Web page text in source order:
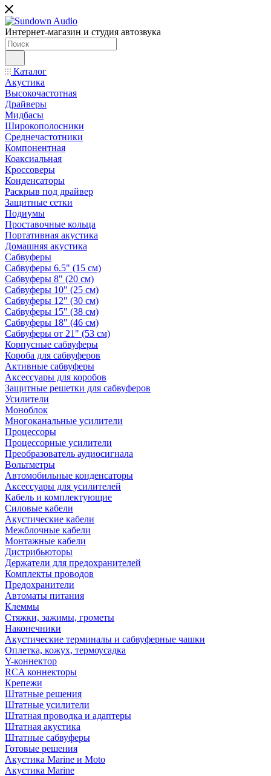
Интернет-магазин и студия автозвука
Каталог
Акустика
Высокочастотная
Драйверы
Мидбасы
Широкополосники
Среднечастотники
Компонентная
Коаксиальная
Кроссоверы
Конденсаторы
Раскрыв под драйвер
Защитные сетки
Подиумы
Проставочные кольца
Портативная акустика
Домашняя акустика
Сабвуферы
Сабвуферы 6.5" (15 см)
Сабвуферы 8" (20 см)
Сабвуферы 10" (25 см)
Сабвуферы 12" (30 см)
Сабвуферы 15" (38 см)
Сабвуферы 18" (46 см)
Сабвуферы от 21" (53 см)
Корпусные сабвуферы
Короба для сабвуферов
Активные сабвуферы
Аксессуары для коробов
Защитные решетки для сабвуферов
Усилители
Моноблок
Многоканальные усилители
Процессоры
Процессорные усилители
Преобразователь аудиосигнала
Вольтметры
Автомобильные конденсаторы
Аксессуары для усилителей
Кабель и комплектующие
Силовые кабели
Акустические кабели
Межблочные кабели
Монтажные кабели
Дистрибьюторы
Держатели для предохранителей
Комплекты проводов
Предохранители
Автоматы питания
Клеммы
Стяжки, зажимы, грометы
Наконечники
Акустические терминалы и сабвуферные чашки
Оплетка, кожух, термоусадка
Y-коннектор
RCA коннекторы
Крепежи
Штатные решения
Штатные усилители
Штатная проводка и адаптеры
Штатная акустика
Штатные сабвуферы
Готовые решения
Акустика Marine и Moto
Акустика Marine